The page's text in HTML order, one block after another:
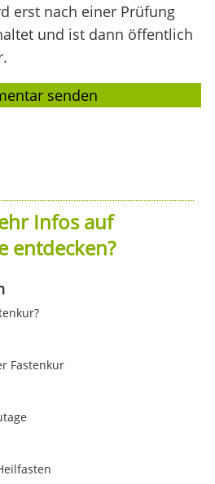
erst nach einer Prüfung
und ist dann öffentlich
Infos auf
entdecken?
Fastenkur